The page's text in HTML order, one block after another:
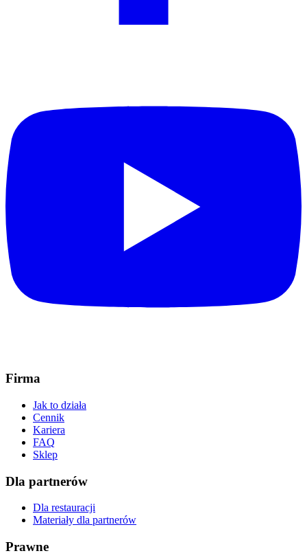
Firma
Jak to działa
Cennik
Kariera
FAQ
Sklep
Dla partnerów
Dla restauracji
Materiały dla partnerów
Prawne